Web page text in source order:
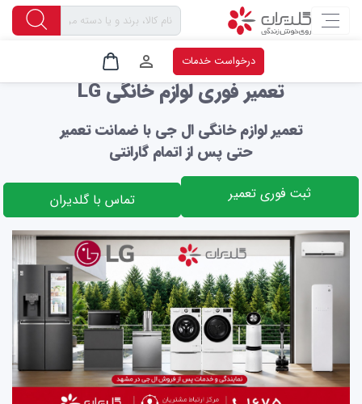
درخواست خدمات
صفحه اصلی نمایندگی رسمی ال جی در مشهد
نمایندگی ال جی در مشهد
تعمیر فوری لوازم خانگی LG
تعمیر لوازم خانگی ال جی با ضمانت تعمیر
حتی پس از اتمام گارانتی
ثبت فوری تعمیر تماس با گلدیران